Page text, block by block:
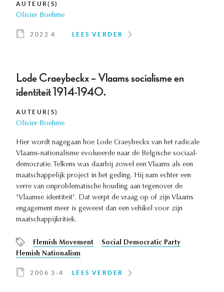
AUTEUR(S)
Olivier Boehme
2022 4 LEES VERDER
Lode Craeybeckx – Vlaams socialisme en
identiteit 1914-1940.
AUTEUR(S)
Olivier Boehme
Hier wordt nagegaan hoe Lode Craeybeckx van het radicale
Vlaams-nationalisme evolueerde naar de Belgische sociaal-
democratie. Telkens was daarbij zowel een Vlaams als een
maatschappelijk project in het geding. Hij nam echter een
verre van onproblematische houding aan tegenover de
'Vlaamse identiteit'. Dat werpt de vraag op of zijn Vlaams
engagement meer is geweest dan een vehikel voor zijn
maatschappijkritiek.
Flemish Movement
Social Democratic Party
Flemish Nationalism
2006 3-4 LEES VERDER